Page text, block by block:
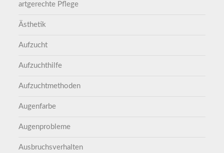
artgerechte Pflege
Ästhetik
Aufzucht
Aufzuchthilfe
Aufzuchtmethoden
Augenfarbe
Augenprobleme
Ausbruchsverhalten